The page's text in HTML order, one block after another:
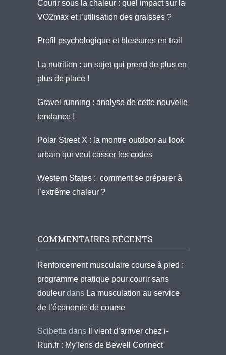
Courir sous la chaleur : quel impact sur la
VO2max et l’utilisation des graisses ?
Profil psychologique et blessures en trail
La nutrition : un sujet qui prend de plus en
plus de place !
Gravel running : analyse de cette nouvelle
tendance !
Polar Street X : la montre outdoor au look
urbain qui veut casser les codes
Western States : comment se préparer à
l’extrême chaleur ?
COMMENTAIRES RÉCENTS
Renforcement musculaire course à pied :
programme pratique pour courir sans
douleur dans La musculation au service
de l’économie de course
Scibetta dans
Il vient d’arriver chez i-
Run.fr : MyTens de Bewell Connect